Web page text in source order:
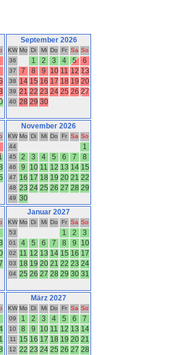
September 2026
KW Mo Di Mi Do Fr Sa So
36
1 2 3 4 5 6
37 7 8 9 10 11 12 13
38 14 15 16 17 18 19 20
39 21 22 23 24 25 26 27
40 28 29 30
November 2026
KW Mo Di Mi Do Fr Sa So
44
1
45 2 3 4 5 6 7 8
46 9 10 11 12 13 14 15
47 16 17 18 19 20 21 22
48 23 24 25 26 27 28 29
49 30
Januar 2027
KW Mo Di Mi Do Fr Sa So
53
1 2 3
01 4 5 6 7 8 9 10
02 11 12 13 14 15 16 17
03 18 19 20 21 22 23 24
04 25 26 27 28 29 30 31
März 2027
KW Mo Di Mi Do Fr Sa So
09
1 2 3 4 5 6 7
10 8 9 10 11 12 13 14
11 15 16 17 18 19 20 21
12 22 23 24 25 26 27 28